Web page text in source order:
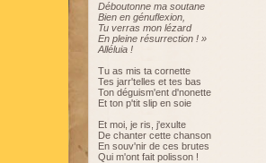
Déboutonne ma soutane
Bien en génuflexion,
Tu verras mon lézard
En pleine résurrection ! »
Alléluia !
Tu as mis ta cornette
Tes jarr'telles et tes bas
Ton déguism'ent d'nonette
Et ton p'tit slip en soie
Et moi, je ris, j'exulte
De chanter cette chanson
En souv'nir de ces brutes
Qui m'ont fait polisson !